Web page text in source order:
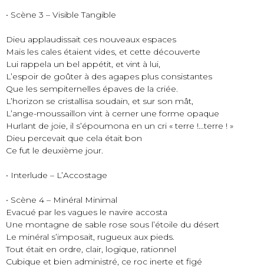
• Scène 3 – Visible Tangible
Dieu applaudissait ces nouveaux espaces
Mais les cales étaient vides, et cette découverte
Lui rappela un bel appétit, et vint à lui,
L’espoir de goûter à des agapes plus consistantes
Que les sempiternelles épaves de la criée.
L’horizon se cristallisa soudain, et sur son mât,
L’ange-moussaillon vint à cerner une forme opaque
Hurlant de joie, il s’époumona en un cri « terre !…terre ! »
Dieu percevait que cela était bon
Ce fut le deuxième jour.
• Interlude – L’Accostage
• Scène 4 – Minéral Minimal
Evacué par les vagues le navire accosta
Une montagne de sable rose sous l’étoile du désert
Le minéral s’imposait, rugueux aux pieds.
Tout était en ordre, clair, logique, rationnel
Cubique et bien administré, ce roc inerte et figé